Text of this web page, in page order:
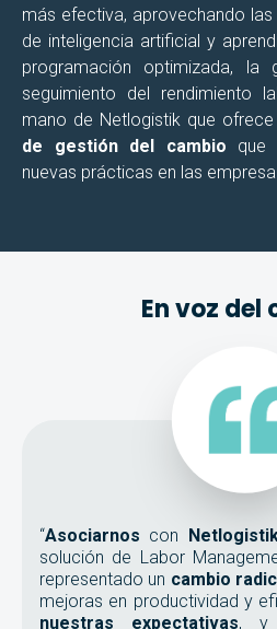
más efectiva, aprovechando
de inteligencia artificial y
programación optimizada,
seguimiento del rendimiento
mano de Netlogistik que
de gestión del cambio que
nuevas prácticas en las
En voz del
“Asociarnos con
solución de Labor
representado un cambio
mejoras en productividad y
nuestras expectativas, y